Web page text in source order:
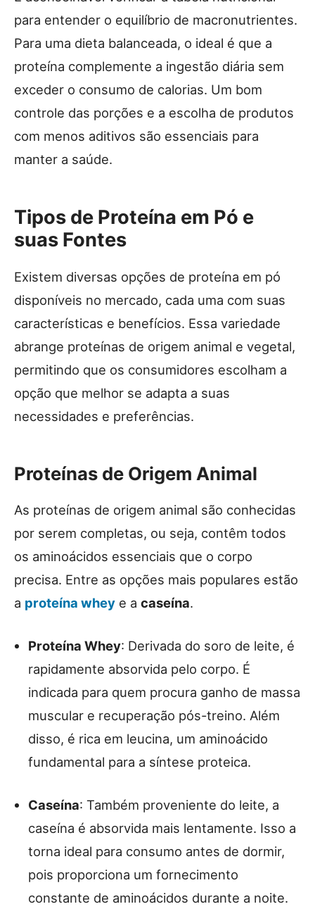
para entender o equilíbrio de macronutrientes.
Para uma dieta balanceada, o ideal é que a
proteína complemente a ingestão diária sem
exceder o consumo de calorias. Um bom
controle das porções e a escolha de produtos
com menos aditivos são essenciais para
manter a saúde.
Tipos de Proteína em Pó e
suas Fontes
Existem diversas opções de proteína em pó
disponíveis no mercado, cada uma com suas
características e benefícios. Essa variedade
abrange proteínas de origem animal e vegetal,
permitindo que os consumidores escolham a
opção que melhor se adapta a suas
necessidades e preferências.
Proteínas de Origem Animal
As proteínas de origem animal são conhecidas
por serem completas, ou seja, contêm todos
os aminoácidos essenciais que o corpo
precisa. Entre as opções mais populares estão
a proteína whey e a caseína.
Proteína Whey: Derivada do soro de leite, é
rapidamente absorvida pelo corpo. É
indicada para quem procura ganho de massa
muscular e recuperação pós-treino. Além
disso, é rica em leucina, um aminoácido
fundamental para a síntese proteica.
Caseína: Também proveniente do leite, a
caseína é absorvida mais lentamente. Isso a
torna ideal para consumo antes de dormir,
pois proporciona um fornecimento
constante de aminoácidos durante a noite.